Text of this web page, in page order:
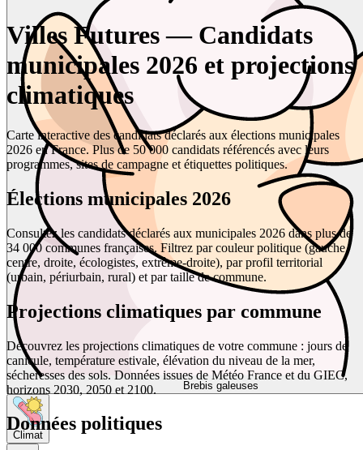
Brebis galeuses
Climat
Villes Futures — Candidats
municipales 2026 et projections
climatiques
Carte interactive des candidats déclarés aux élections municipales
2026 en France. Plus de 50 000 candidats référencés avec leurs
programmes, sites de campagne et étiquettes politiques.
Élections municipales 2026
Consultez les candidats déclarés aux municipales 2026 dans plus de
34 000 communes françaises. Filtrez par couleur politique (gauche,
centre, droite, écologistes, extrême-droite), par profil territorial
(urbain, périurbain, rural) et par taille de commune.
Projections climatiques par commune
Découvrez les projections climatiques de votre commune : jours de
canicule, température estivale, élévation du niveau de la mer,
sécheresses des sols. Données issues de Météo France et du GIEC,
horizons 2030, 2050 et 2100.
Données politiques